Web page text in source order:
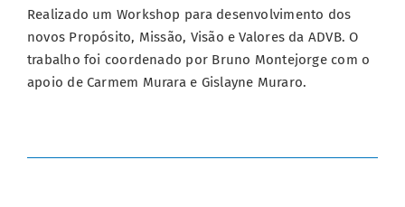
Realizado um Workshop para desenvolvimento dos
novos Propósito, Missão, Visão e Valores da ADVB. O
trabalho foi coordenado por Bruno Montejorge com o
apoio de Carmem Murara e Gislayne Muraro.